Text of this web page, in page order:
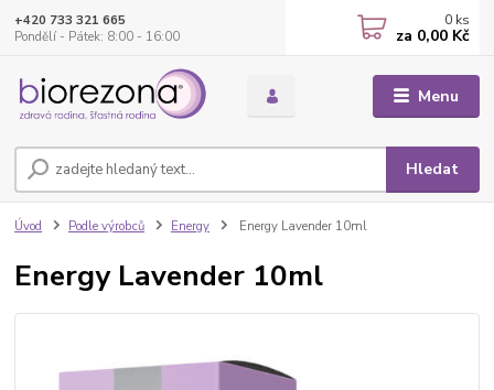
Menu
Hledat
+420 733 321 665
Pondělí - Pátek: 8:00 - 16:00
0 ks
za 0,00 Kč
Úvod Podle výrobců Energy Energy Lavender 10ml
Energy Lavender 10ml